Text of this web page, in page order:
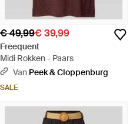
€ 49,99€ 39,99
Freequent
Midi Rokken - Paars
Van Peek & Cloppenburg
SALE